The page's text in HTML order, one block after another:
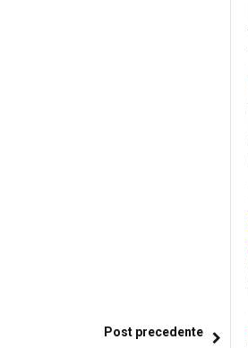
Post precedente